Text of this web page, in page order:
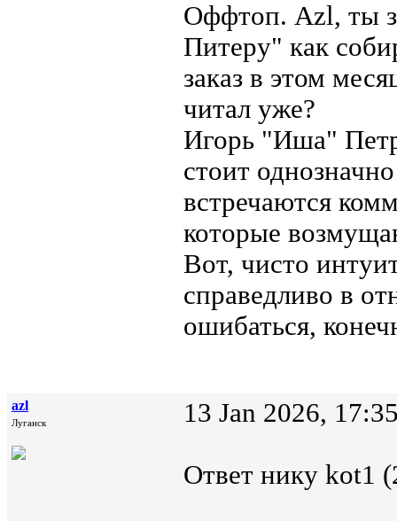
Оффтоп. Azl, ты
Питеру" как
заказ в этом
читал уже?
Игорь "Иша"
стоит
встречаются
которые
Вот, чисто
справедливо в
ошибаться,
azl
Луганск 13 Jan 2026,
Ответ нику kot1